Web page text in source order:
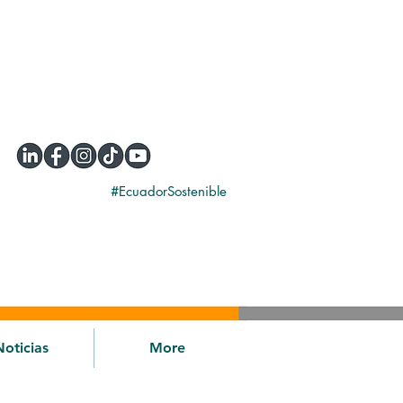
#EcuadorSostenible
More